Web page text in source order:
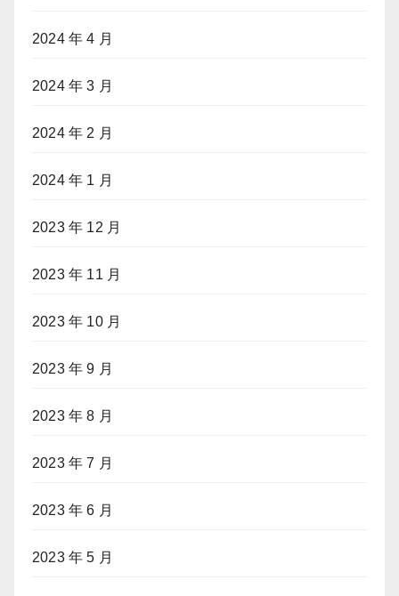
2024 年 4 月
2024 年 3 月
2024 年 2 月
2024 年 1 月
2023 年 12 月
2023 年 11 月
2023 年 10 月
2023 年 9 月
2023 年 8 月
2023 年 7 月
2023 年 6 月
2023 年 5 月